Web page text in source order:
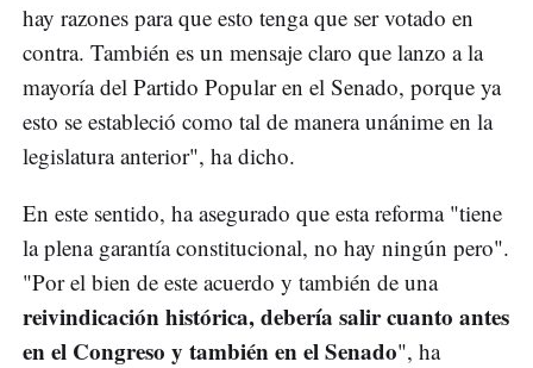
hay razones para que esto tenga que ser votado en
contra. También es un mensaje claro que lanzo a la
mayoría del Partido Popular en el Senado, porque ya
esto se estableció como tal de manera unánime en la
legislatura anterior", ha dicho.
En este sentido, ha asegurado que esta reforma "tiene
la plena garantía constitucional, no hay ningún pero".
"Por el bien de este acuerdo y también de una
reivindicación histórica, debería salir cuanto antes
en el Congreso y también en el Senado", ha